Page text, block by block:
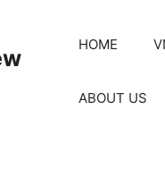
HOME
ABOUT US